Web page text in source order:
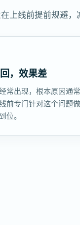
线前提前规避，
，效果差
常出现，根本原因通
前专门针对这个问题
位。